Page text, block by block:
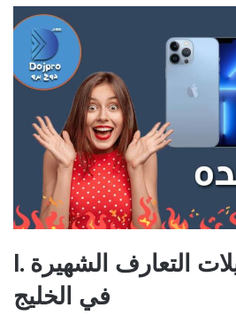
I. تعريف بموديلات التعارف الشهيرة
في الخليج